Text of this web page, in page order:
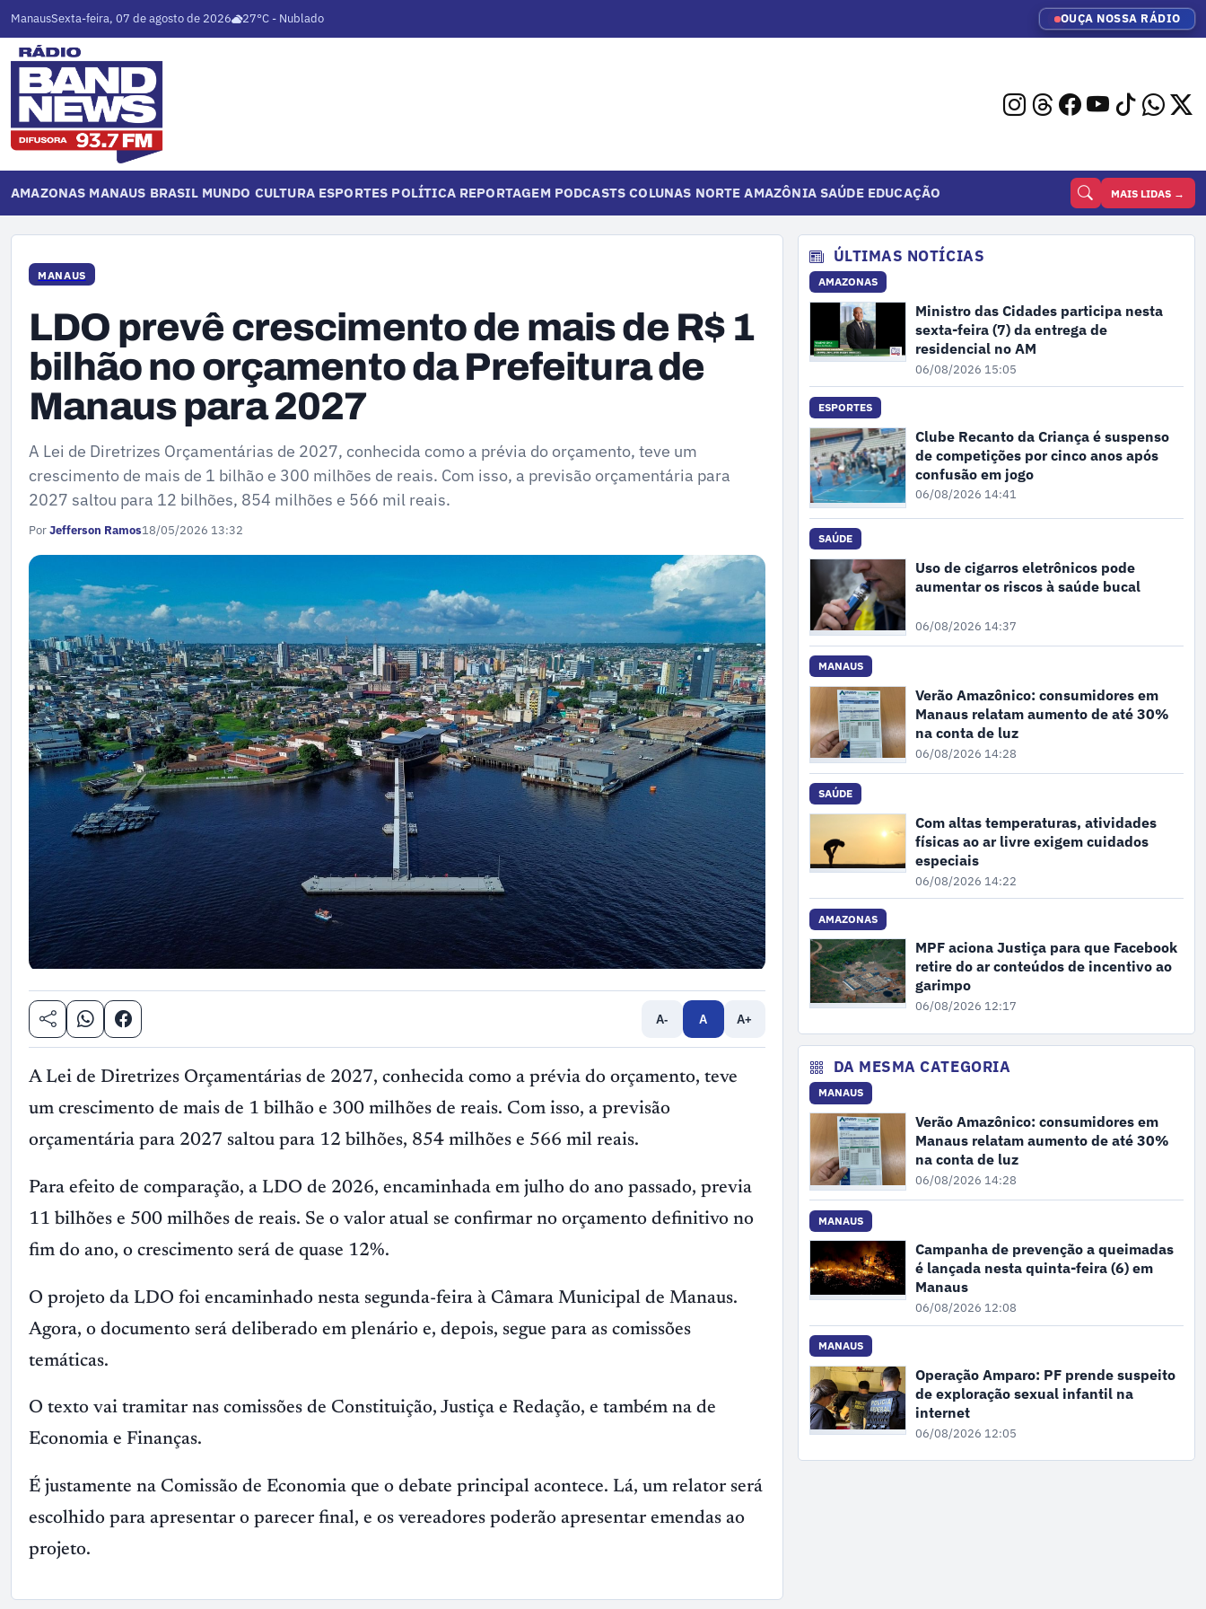
ManausSexta-feira, 07 de agosto de 2026 27°C - Nublado OUÇA NOSSA RÁDIO
AMAZONAS MANAUS BRASIL MUNDO CULTURA ESPORTES POLÍTICA REPORTAGEM PODCASTS COLUNAS NORTE AMAZÔNIA SAÚDE EDUCAÇÃO MAIS LIDAS →
MANAUS
LDO prevê crescimento de mais de R$ 1
bilhão no orçamento da Prefeitura de
Manaus para 2027
A Lei de Diretrizes Orçamentárias de 2027, conhecida como a prévia do orçamento, teve um
crescimento de mais de 1 bilhão e 300 milhões de reais. Com isso, a previsão orçamentária para
2027 saltou para 12 bilhões, 854 milhões e 566 mil reais.
PorJefferson Ramos18/05/2026 13:32
A- A A+
A Lei de Diretrizes Orçamentárias de 2027, conhecida como a prévia do orçamento, teve
um crescimento de mais de 1 bilhão e 300 milhões de reais. Com isso, a previsão
orçamentária para 2027 saltou para 12 bilhões, 854 milhões e 566 mil reais.
Para efeito de comparação, a LDO de 2026, encaminhada em julho do ano passado, previa
11 bilhões e 500 milhões de reais. Se o valor atual se confirmar no orçamento definitivo no
fim do ano, o crescimento será de quase 12%.
O projeto da LDO foi encaminhado nesta segunda-feira à Câmara Municipal de Manaus.
Agora, o documento será deliberado em plenário e, depois, segue para as comissões
temáticas.
O texto vai tramitar nas comissões de Constituição, Justiça e Redação, e também na de
Economia e Finanças.
É justamente na Comissão de Economia que o debate principal acontece. Lá, um relator será
escolhido para apresentar o parecer final, e os vereadores poderão apresentar emendas ao
projeto.
ÚLTIMAS NOTÍCIAS
AMAZONAS
Ministro das Cidades participa nesta
sexta-feira (7) da entrega de
residencial no AM
06/08/2026 15:05
ESPORTES
Clube Recanto da Criança é suspenso
de competições por cinco anos após
confusão em jogo
06/08/2026 14:41
SAÚDE
Uso de cigarros eletrônicos pode
aumentar os riscos à saúde bucal
06/08/2026 14:37
MANAUS
Verão Amazônico: consumidores em
Manaus relatam aumento de até 30%
na conta de luz
06/08/2026 14:28
SAÚDE
Com altas temperaturas, atividades
físicas ao ar livre exigem cuidados
especiais
06/08/2026 14:22
AMAZONAS
MPF aciona Justiça para que Facebook
retire do ar conteúdos de incentivo ao
garimpo
06/08/2026 12:17
DA MESMA CATEGORIA
MANAUS
Verão Amazônico: consumidores em
Manaus relatam aumento de até 30%
na conta de luz
06/08/2026 14:28
MANAUS
Campanha de prevenção a queimadas
é lançada nesta quinta-feira (6) em
Manaus
06/08/2026 12:08
MANAUS
Operação Amparo: PF prende suspeito
de exploração sexual infantil na
internet
06/08/2026 12:05